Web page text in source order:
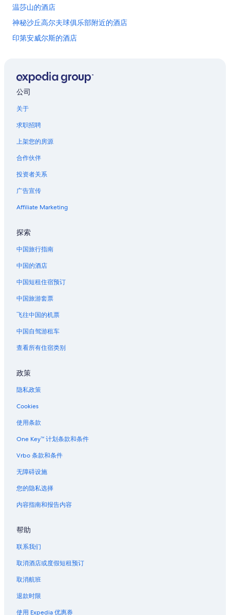
温莎山的酒店
神秘沙丘高尔夫球俱乐部附近的酒店
印第安威尔斯的酒店
位于本特利湖的精品酒店
佛罗里达的民宿
佛罗里达的木舍
佛罗里达的休旅车露营区
佛罗里达的游轮
位于佛罗里达的沙滩酒店
位于佛罗里达的娱乐场酒店
位于佛罗里达的家庭式酒店
位于佛罗里达的滑雪酒店
佛罗里达的酒店
佛罗里达的家庭旅馆
佛罗里达的青年旅舍
佛罗里达的公寓
佛罗里达的度假屋
佛罗里达的汽车旅馆
佛罗里达的度假村
迪斯尼好莱坞影城附近的酒店
佛罗里达理工学院附近的酒店
日落湖的酒店
迪斯尼暴雪海滩水上乐园附近的酒店
冠军门的酒店
华特迪士尼世界® 度假区附近的酒店
莱克兰站附近的酒店
温特哈芬市立机场附近的酒店
高地保护区的酒店
迪士尼之泉Tm附近的酒店
迪士尼世界海滨步道的酒店
湖阿尔弗雷德的别墅
柏克莱湖的酒店
布里奇福德路口酒店
公司
关于
求职招聘
上架您的房源
合作伙伴
投资者关系
广告宣传
Affiliate Marketing
探索
中国旅行指南
中国的酒店
中国短租住宿预订
中国旅游套票
飞往中国的机票
中国自驾游租车
查看所有住宿类别
政策
隐私政策
Cookies
使用条款
One Key™ 计划条款和条件
Vrbo 条款和条件
无障碍设施
您的隐私选择
内容指南和报告内容
帮助
联系我们
取消酒店或度假短租预订
取消航班
退款时限
使用 Expedia 优惠券